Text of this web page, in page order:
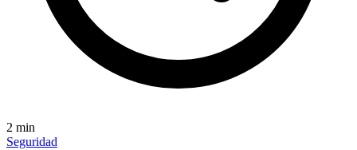
2 min
Seguridad